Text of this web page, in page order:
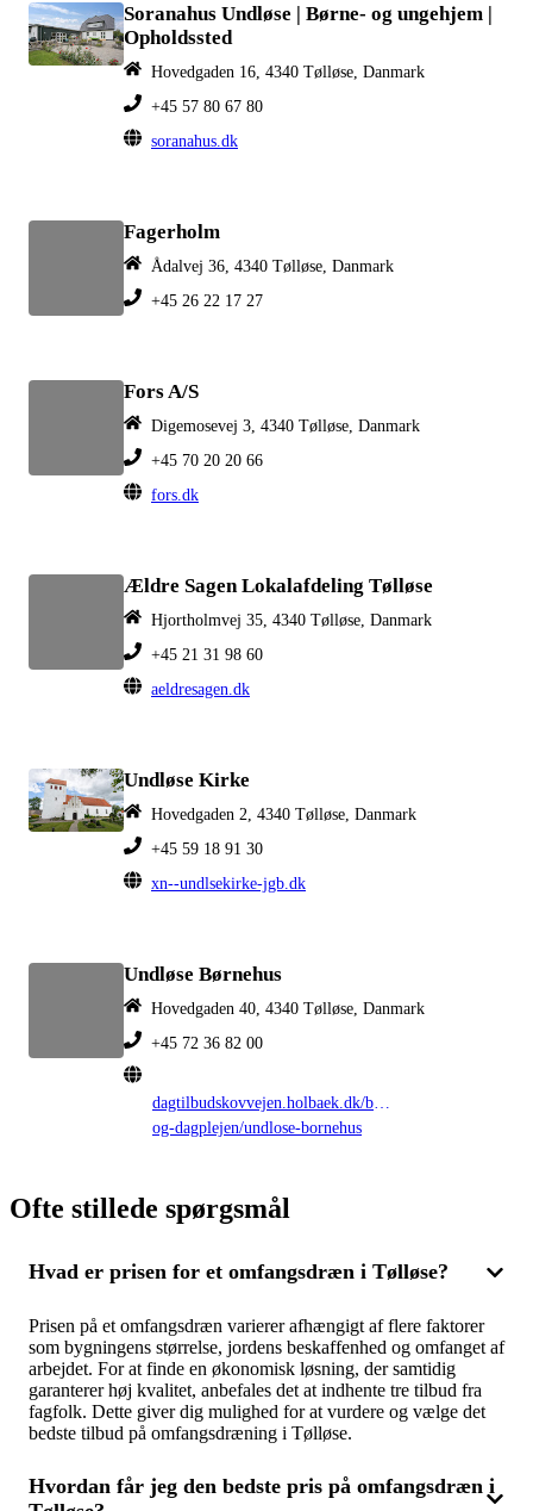
Soranahus Undløse | Børne- og ungehjem |
Opholdssted
Hovedgaden 16, 4340 Tølløse, Danmark
+45 57 80 67 80
soranahus.dk
Fagerholm
Ådalvej 36, 4340 Tølløse, Danmark
+45 26 22 17 27
Fors A/S
Digemosevej 3, 4340 Tølløse, Danmark
+45 70 20 20 66
fors.dk
Ældre Sagen Lokalafdeling Tølløse
Hjortholmvej 35, 4340 Tølløse, Danmark
+45 21 31 98 60
aeldresagen.dk
Undløse Kirke
Hovedgaden 2, 4340 Tølløse, Danmark
+45 59 18 91 30
xn--undlsekirke-jgb.dk
Undløse Børnehus
Hovedgaden 40, 4340 Tølløse, Danmark
+45 72 36 82 00
dagtilbudskovvejen.holbaek.dk/bornehuse-
og-dagplejen/undlose-bornehus
Ofte stillede spørgsmål
Hvad er prisen for et omfangsdræn i Tølløse?
Prisen på et omfangsdræn varierer afhængigt af flere faktorer
som bygningens størrelse, jordens beskaffenhed og omfanget af
arbejdet. For at finde en økonomisk løsning, der samtidig
garanterer høj kvalitet, anbefales det at indhente tre tilbud fra
fagfolk. Dette giver dig mulighed for at vurdere og vælge det
bedste tilbud på omfangsdræning i Tølløse.
Hvordan får jeg den bedste pris på omfangsdræn i